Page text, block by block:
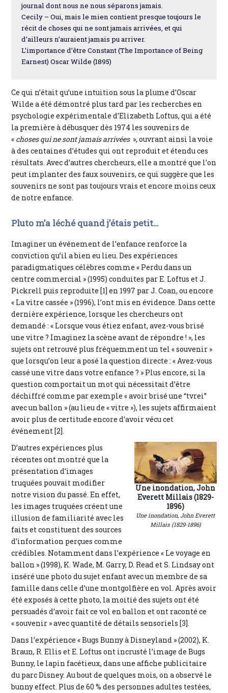
journal dont nous ne nous séparons jamais.
Cecily – Oui, mais le mien contient presque toujours le
récit de choses qui ne sont jamais arrivées, et qui
d’ailleurs n’auraient jamais pu arriver.
L’importance d’être Constant (The Importance of Being
Earnest) Oscar Wilde (1895)
Ce qui n’était qu’une intuition sous la plume d’Oscar
Wilde a été démontré plus tard par les recherches en
psychologie expérimentale d’Elizabeth Loftus, qui a été
la première à débusquer dès 1974 les souvenirs de
« choses qui ne sont jamais arrivées », ouvrant ainsi la voie
à des centaines d’études qui ont reproduit et étendu ces
résultats. Avec d’autres chercheurs, elle a montré que l’on
peut implanter des faux souvenirs, ce qui suggère que les
souvenirs ne sont pas toujours vrais et encore moins ceux
de notre enfance.
Pluto m’a léché quand j’étais petit…
Imaginer un événement de l’enfance renforce la
conviction qu’il a bien eu lieu. Des expériences
paradigmatiques célèbres comme « Perdu dans un
centre commercial » (1995) conduites par E. Loftus et J.
Pickrell puis reproduite [1] en 1997 par J. Coan, ou encore
« La vitre cassée » (1996), l’ont mis en évidence. Dans cette
dernière expérience, lorsque les chercheurs ont
demandé : « Lorsque vous étiez enfant, avez-vous brisé
une vitre ? Imaginez la scène avant de répondre ! », les
sujets ont retrouvé plus fréquemment un tel « souvenir »
que lorsqu’on leur a posé la question directe : « Avez-vous
cassé une vitre dans votre enfance ? » Plus encore, si la
question comportait un mot qui nécessitait d’être
déchiffré comme par exemple « avoir brisé une “tvrei”
avec un ballon » (au lieu de « vitre »), les sujets affirmaient
avoir plus de certitude encore d’avoir vécu cet
événement [2].
Une inondation, John
Everett Millais (1829-
1896)
Une inondation, John Everett
Millais (1829-1896)
D’autres expériences plus
récentes ont montré que la
présentation d’images
truquées pouvait modifier
notre vision du passé. En effet,
les images truquées créent une
illusion de familiarité avec les
faits et constituent des sources
d’information perçues comme
crédibles. Notamment dans l’expérience « Le voyage en
ballon » (1998), K. Wade, M. Garry, D. Read et S. Lindsay ont
inséré une photo du sujet enfant avec un membre de sa
famille dans celle d’une montgolfière en vol. Après avoir
été exposés à cette photo, la moitié des sujets ont été
persuadés d’avoir fait ce vol en ballon et ont raconté ce
« souvenir » avec quantité de détails sensoriels [3].
Dans l’expérience « Bugs Bunny à Disneyland » (2002), K.
Braun, R. Ellis et E. Loftus ont incrusté l’image de Bugs
Bunny, le lapin facétieux, dans une affiche publicitaire
du parc Disney. Au bout de quelques mois, on a observé le
bunny effect. Plus de 60 % des personnes adultes testées,